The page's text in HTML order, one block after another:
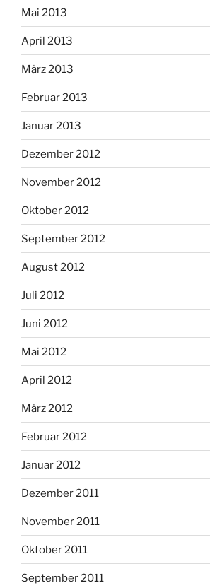
Mai 2013
April 2013
März 2013
Februar 2013
Januar 2013
Dezember 2012
November 2012
Oktober 2012
September 2012
August 2012
Juli 2012
Juni 2012
Mai 2012
April 2012
März 2012
Februar 2012
Januar 2012
Dezember 2011
November 2011
Oktober 2011
September 2011